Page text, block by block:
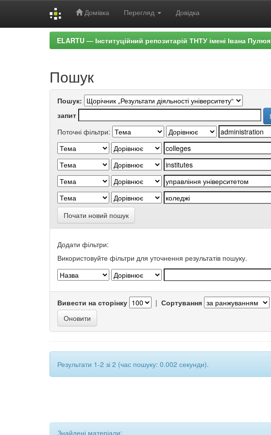
Домівка Перегляд Довідка
ELARTU — Інституційний репозитарій ТНТУ імені Івана Пулюя
Пошук
Пошук:
запит
Поточні фільтри:
Почати новий пошук
Додати фільтри:
Використовуйте фільтри для уточнення результатів пошуку.
Вивести на сторінку | Сортування
Результати 1-2 зі 2 (час пошуку: 0.002 секунди).
Знайдені матеріали: